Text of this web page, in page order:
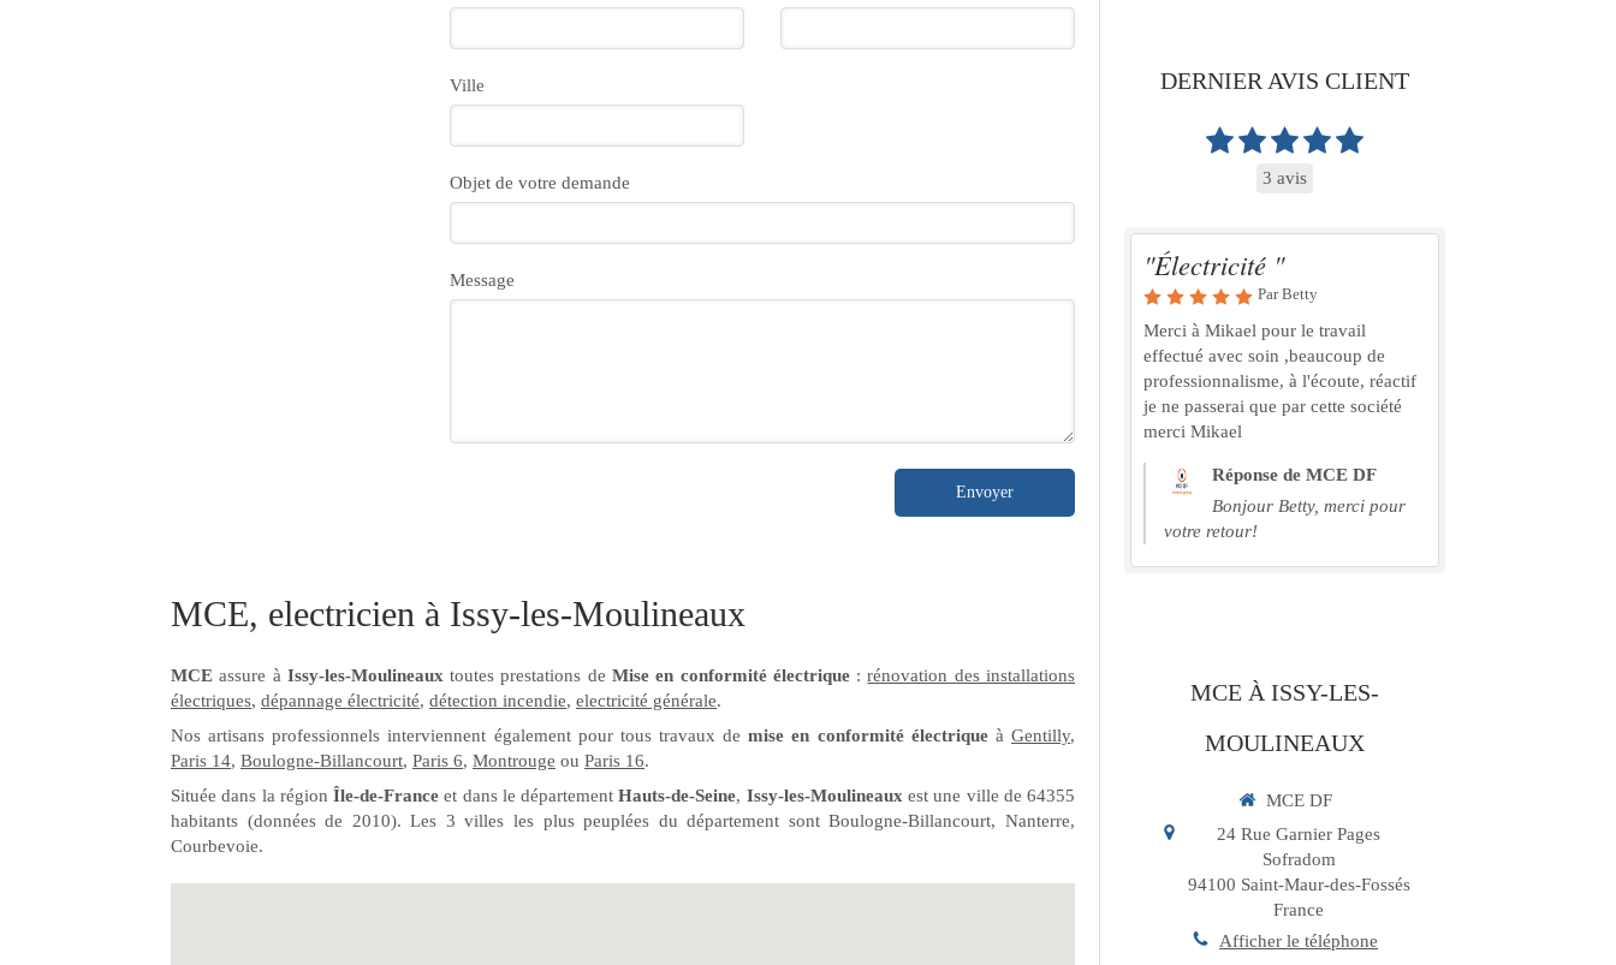
Ville
Objet de votre demande
Message
Envoyer
MCE, electricien à Issy-les-Moulineaux
MCE assure à Issy-les-Moulineaux toutes prestations deMise en conformité électrique:rénovation des installations
électriques, dépannage électricité, détection incendie, electricité générale.
Nos artisans professionnels interviennent également pour tous travaux demise en conformité électriqueàGentilly,
Paris 14, Boulogne-Billancourt, Paris 6, Montrouge ou Paris 16.
Située dans la régionÎle-de-France et dans le départementHauts-de-Seine, Issy-les-Moulineaux est une ville de 64355
habitants (données de 2010). Les 3 villes les plus peuplées du département sont Boulogne-Billancourt, Nanterre,
Courbevoie.
DERNIER AVIS CLIENT
3 avis
"Électricité "
Par Betty
Merci à Mikael pour le travail
effectué avec soin ,beaucoup de
professionnalisme, à l'écoute, réactif
je ne passerai que par cette société
merci Mikael
Réponse de MCE DF
Bonjour Betty, merci pour
votre retour!
MCE À ISSY-LES-
MOULINEAUX
MCE DF
24 Rue Garnier Pages
Sofradom
94100 Saint-Maur-des-Fossés
France
Afficher le téléphone